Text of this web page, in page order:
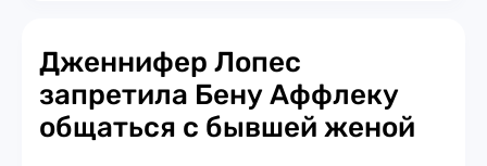
Дженнифер Лопес
запретила Бену Аффлеку
общаться с бывшей женой